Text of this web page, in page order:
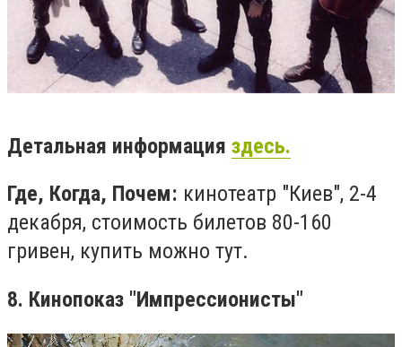
Детальная информация здесь.
Где, Когда, Почем: кинотеатр "Киев", 2-4
декабря, стоимость билетов 80-160
гривен, купить можно тут.
8. Кинопоказ "Импрессионисты"